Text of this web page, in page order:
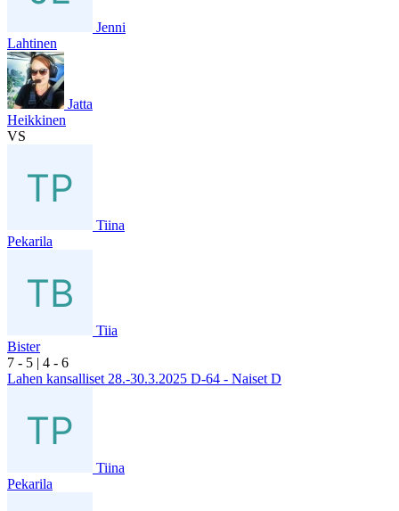
Jenni
Lahtinen
Jatta
Heikkinen
VS
Tiina
Pekarila
Tiia
Bister
7 - 5 | 4 - 6
Lahen kansalliset 28.-30.3.2025 D-64 - Naiset D
Tiina
Pekarila